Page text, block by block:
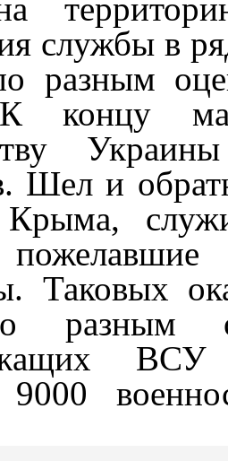
службы в
разным
концу
Шел и
Таковых
разным
9000